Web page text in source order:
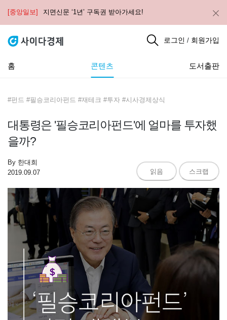
[중앙일보] 지면신문 ‘1년’ 구독권 받아가세요!
로그인 / 회원가입
홈 콘텐츠 도서출판
#펀드 #필승코리아펀드 #재테크 #투자 #시사경제상식
대통령은 '필승코리아펀드'에 얼마를 투자했
을까?
By 한대희
2019.09.07
읽음 스크랩